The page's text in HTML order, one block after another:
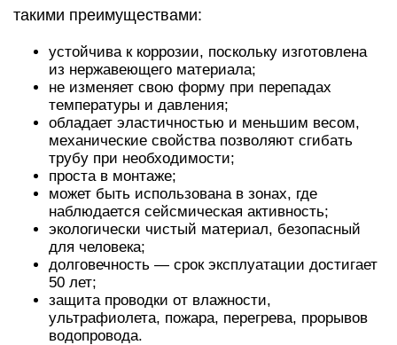
такими преимуществами:
устойчива к коррозии, поскольку изготовлена
из нержавеющего материала;
не изменяет свою форму при перепадах
температуры и давления;
обладает эластичностью и меньшим весом,
механические свойства позволяют сгибать
трубу при необходимости;
проста в монтаже;
может быть использована в зонах, где
наблюдается сейсмическая активность;
экологически чистый материал, безопасный
для человека;
долговечность — срок эксплуатации достигает
50 лет;
защита проводки от влажности,
ультрафиолета, пожара, перегрева, прорывов
водопровода.